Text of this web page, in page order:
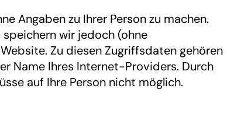
Angaben zu Ihrer Person zu machen.
wir jedoch (ohne
Zu diesen Zugriffsdaten gehören
Name Ihres Internet-Providers. Durch
auf Ihre Person nicht möglich.